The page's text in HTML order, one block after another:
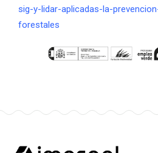
sig-y-lidar-aplicadas-la-
forestales